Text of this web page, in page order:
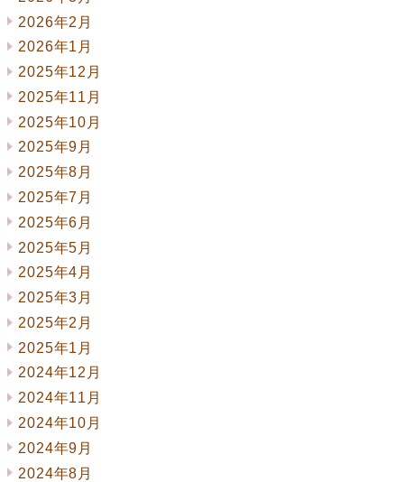
2026年2月
2026年1月
2025年12月
2025年11月
2025年10月
2025年9月
2025年8月
2025年7月
2025年6月
2025年5月
2025年4月
2025年3月
2025年2月
2025年1月
2024年12月
2024年11月
2024年10月
2024年9月
2024年8月